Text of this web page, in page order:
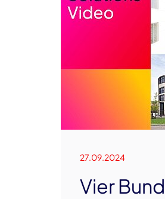
27.09.2024
Vier